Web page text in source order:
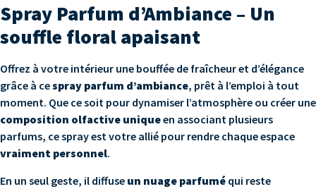
Spray Parfum d’Ambiance – Un
souffle floral apaisant
Offrez à votre intérieur une bouffée de fraîcheur et d’élégance
grâce à cespray parfum d’ambiance, prêt à l’emploi à tout
moment. Que ce soit pour dynamiser l’atmosphère ou créer une
composition olfactive uniqueen associant plusieurs
parfums, ce spray est votre allié pour rendre chaque espace
vraiment personnel.
En un seul geste, il diffuse un nuage parfumé qui reste